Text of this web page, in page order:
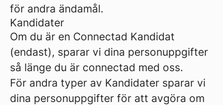
för andra ändamål.
Kandidater
Om du är en Connectad Kandidat
(endast), sparar vi dina personuppgifter
så länge du är connectad med oss.
För andra typer av Kandidater sparar vi
dina personuppgifter för att avgöra om